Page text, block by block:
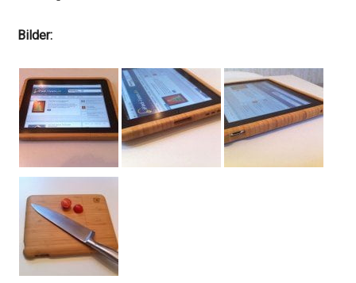
Bilder: